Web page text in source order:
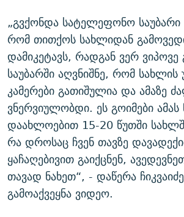
„გვქონდა სატელეფონო საუბარი
რომ თითქოს სახლიდან
დამიკეტავს, რადგან ვერ ვიპოვე
საუბარში აღვნიშნე, რომ სახლის
კამერები გათიშულია და ამაზე
ვნერვიულობდი. ეს გოიმები ამას
დაახლოებით 15-20 წუთში
რა დროსაც ჩვენ თავზე
ყაჩაღებივით გაიქცნენ,
თავად ნახეთ“, - დაწერა
გამოაქვეყნა ვიდეო.